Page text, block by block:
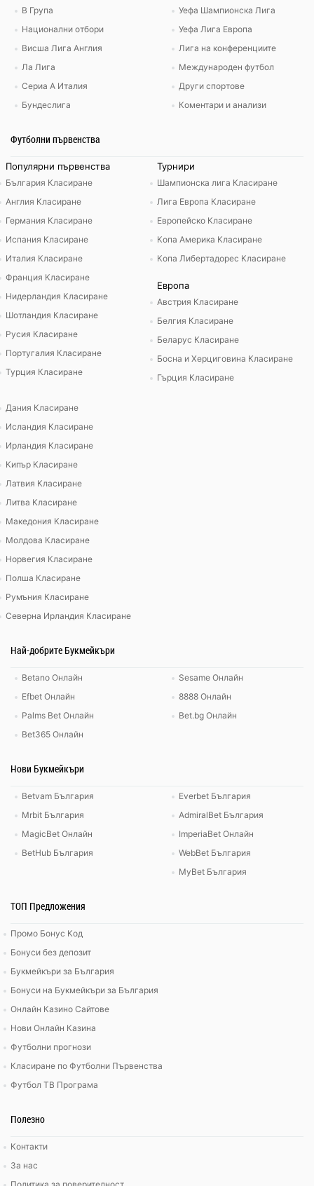
В Група
Национални отбори
Висша Лига Англия
Ла Лига
Сериа А Италия
Бундеслига
Уефа Шампионска Лига
Уефа Лига Европа
Лига на конференциите
Международен футбол
Други спортове
Коментари и анализи
Футболни първенства
Популярни първенства
България Класиране
Англия Класиране
Германия Класиране
Испания Класиране
Италия Класиране
Франция Класиране
Нидерландия Класиране
Шотландия Класиране
Русия Класиране
Португалия Класиране
Турция Класиране
Турнири
Шампионска лига Класиране
Лига Европа Класиране
Европейско Класиране
Копа Америка Класиране
Копа Либертадорес Класиране
Европа
Австрия Класиране
Белгия Класиране
Беларус Класиране
Босна и Херциговина Класиране
Гърция Класиране
Дания Класиране
Исландия Класиране
Ирландия Класиране
Кипър Класиране
Латвия Класиране
Литва Класиране
Македония Класиране
Молдова Класиране
Норвегия Класиране
Полша Класиране
Румъния Класиране
Северна Ирландия Класиране
Най-добрите Букмейкъри
Betano Онлайн
Efbet Онлайн
Palms Bet Онлайн
Bet365 Онлайн
Sesame Онлайн
8888 Онлайн
Bet.bg Онлайн
Нови Букмейкъри
Betvam България
Mrbit България
MagicBet Онлайн
BetHub България
Everbet България
AdmiralBet България
ImperiaBet Онлайн
WebBet България
MyBet България
ТОП Предложения
Промо Бонус Код
Бонуси без депозит
Букмейкъри за България
Бонуси на Букмейкъри за България
Онлайн Казино Сайтове
Нови Онлайн Казина
Футболни прогнози
Класиране по Футболни Първенства
Футбол ТВ Програма
Полезно
Контакти
За нас